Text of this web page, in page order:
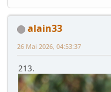
alain33
26 Mai 2026, 04:53:37
213.